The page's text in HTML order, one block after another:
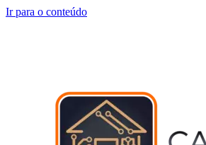
Ir para o conteúdo